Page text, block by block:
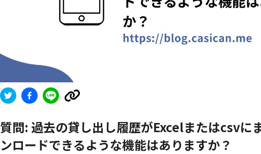
質問: 過去の貸し出し履歴がExcelまたはcsvに
ンロードできるような機能はありますか？